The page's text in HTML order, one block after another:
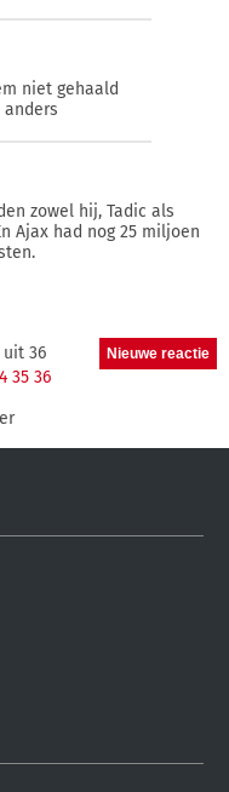
niet gehaald
zowel hij, Tadic als
Ajax had nog 25 miljoen
36
35 36